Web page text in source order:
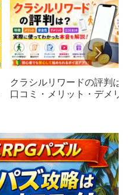
クラシルリワードの評判は
口コミ・メリット・デメリ